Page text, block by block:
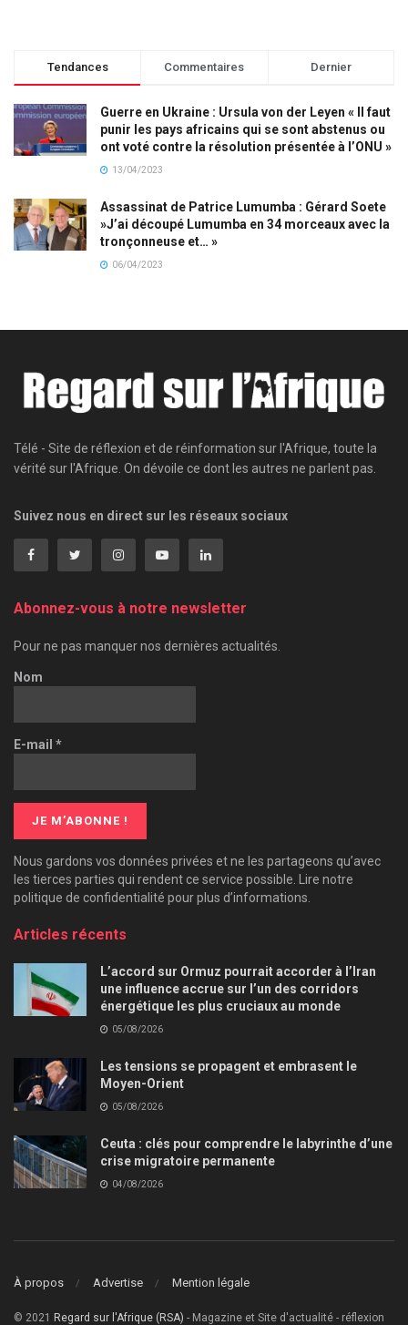
Tendances Commentaires Dernier
Guerre en Ukraine : Ursula von der Leyen « Il faut
punir les pays africains qui se sont abstenus ou
ont voté contre la résolution présentée à l’ONU »
13/04/2023
Assassinat de Patrice Lumumba : Gérard Soete
»J’ai découpé Lumumba en 34 morceaux avec la
tronçonneuse et… »
06/04/2023
Télé - Site de réflexion et de réinformation sur l'Afrique, toute la
vérité sur l'Afrique. On dévoile ce dont les autres ne parlent pas.
Suivez nous en direct sur les réseaux sociaux
Abonnez-vous à notre newsletter
Pour ne pas manquer nos dernières actualités.
Nom
E-mail *
Nous gardons vos données privées et ne les partageons qu’avec
les tierces parties qui rendent ce service possible. Lire notre
politique de confidentialité pour plus d’informations.
Articles récents
L’accord sur Ormuz pourrait accorder à l’Iran
une influence accrue sur l’un des corridors
énergétique les plus cruciaux au monde
05/08/2026
Les tensions se propagent et embrasent le
Moyen-Orient
05/08/2026
Ceuta : clés pour comprendre le labyrinthe d’une
crise migratoire permanente
04/08/2026
À propos Advertise Mention légale
© 2021 Regard sur l'Afrique (RSA) - Magazine et Site d'actualité - réflexion